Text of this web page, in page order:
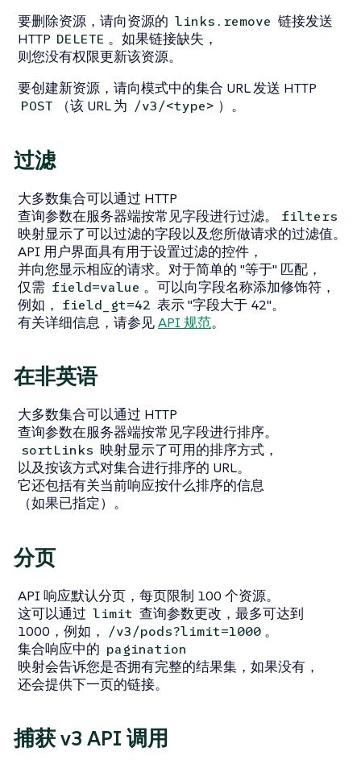
要删除资源，请向资源的 links.remove 链接发送
HTTP DELETE 。如果链接缺失，
则您没有权限更新该资源。
要创建新资源，请向模式中的集合 URL 发送 HTTP
POST （该 URL 为 /v3/<type> ）。
过滤
大多数集合可以通过 HTTP
查询参数在服务器端按常见字段进行过滤。
filters
映射显示了可以过滤的字段以及您所做请求的过滤值。
API 用户界面具有用于设置过滤的控件，
并向您显示相应的请求。对于简单的 "等于" 匹配，
仅需 field=value 。可以向字段名称添加修饰符，
例如， field_gt=42 表示 "字段大于 42"。
有关详细信息，请参见API 规范。
在非英语
大多数集合可以通过 HTTP
查询参数在服务器端按常见字段进行排序。
sortLinks 映射显示了可用的排序方式，
以及按该方式对集合进行排序的 URL。
它还包括有关当前响应按什么排序的信息
（如果已指定）。
分页
API 响应默认分页，每页限制 100 个资源。
这可以通过 limit 查询参数更改，最多可达到
1000，例如，
/v3/pods?limit=1000 。
集合响应中的 pagination
映射会告诉您是否拥有完整的结果集，如果没有，
还会提供下一页的链接。
捕获 v3 API 调用